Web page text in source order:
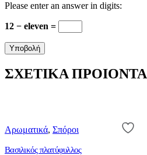
Please enter an answer in digits:
12 − eleven =
ΣΧΕΤΙΚΑ ΠΡΟΙΟΝΤΑ
Αρωματικά, Σπόροι
Βασιλικός πλατύφυλλος